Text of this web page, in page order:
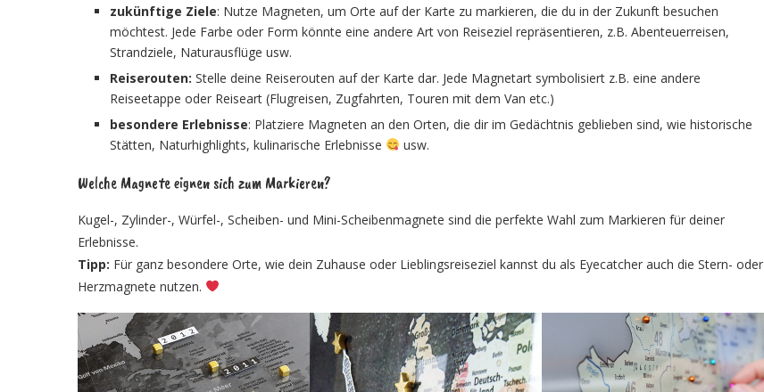
zukünftige Ziele: Nutze Magneten, um Orte auf der Karte zu markieren, die du in der Zukunft besuchen
möchtest. Jede Farbe oder Form könnte eine andere Art von Reiseziel repräsentieren, z.B. Abenteuerreisen,
Strandziele, Naturausflüge usw.
Reiserouten: Stelle deine Reiserouten auf der Karte dar. Jede Magnetart symbolisiert z.B. eine andere
Reiseetappe oder Reiseart (Flugreisen, Zugfahrten, Touren mit dem Van etc.)
besondere Erlebnisse: Platziere Magneten an den Orten, die dir im Gedächtnis geblieben sind, wie historische
Stätten, Naturhighlights, kulinarische Erlebnisse
usw.
Welche Magnete eignen sich zum Markieren?
Kugel-, Zylinder-, Würfel-, Scheiben- und Mini-Scheibenmagnete sind die perfekte Wahl zum Markieren für deiner
Erlebnisse.
Tipp: Für ganz besondere Orte, wie dein Zuhause oder Lieblingsreiseziel kannst du als Eyecatcher auch die Stern- oder
Herzmagnete nutzen.